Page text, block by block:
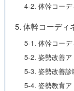
4-2. 体幹コー
5. 体幹コーディ
5-1. 体幹コー
5-2. 姿勢改善
5-3. 姿勢改善診
5-4. 姿勢教育